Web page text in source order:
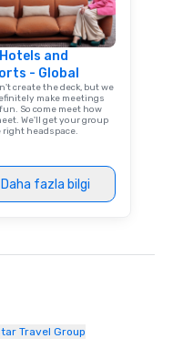
Hotels and
- Global
create the deck, but we
make meetings
So come meet how
We'll get your group
right headspace.
Daha fazla bilgi
Travel Group